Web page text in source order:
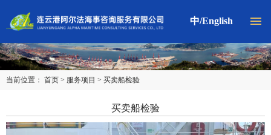
X
网站首页
公司简介
中/English 
当前位置： 首页 > 服务项目 > 买卖船检验
买卖船检验